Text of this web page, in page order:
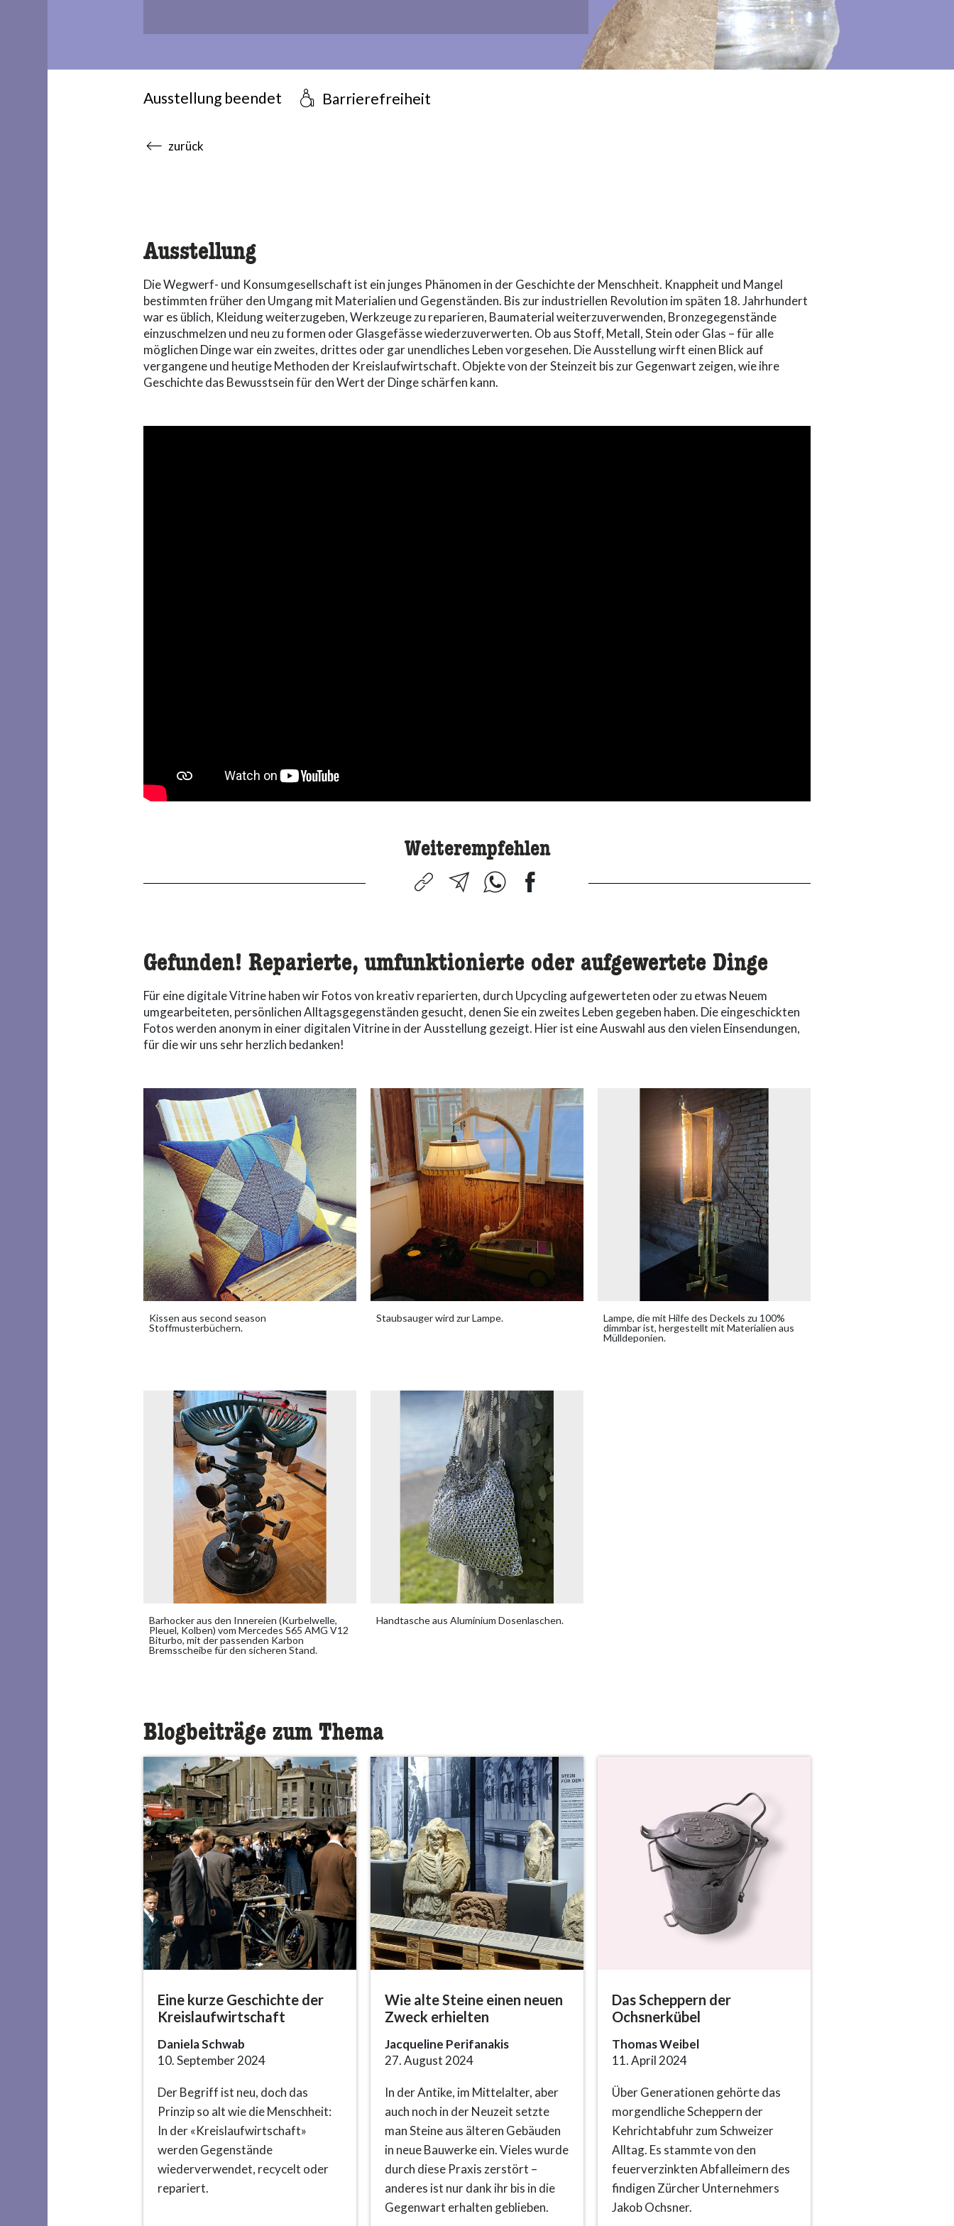
Ausstellung beendet Barrierefreiheit
accessibility.sr-only.body-term
zurück
Ausstellung
Die Wegwerf- und Konsumgesellschaft ist ein junges Phänomen in der Geschichte der Menschheit. Knappheit und Mangel
bestimmten früher den Umgang mit Materialien und Gegenständen. Bis zur industriellen Revolution im späten 18. Jahrhundert
war es üblich, Kleidung weiterzugeben, Werkzeuge zu reparieren, Baumaterial weiterzuverwenden, Bronzegegenstände
einzuschmelzen und neu zu formen oder Glasgefässe wiederzuverwerten. Ob aus Stoff, Metall, Stein oder Glas – für alle
möglichen Dinge war ein zweites, drittes oder gar unendliches Leben vorgesehen. Die Ausstellung wirft einen Blick auf
vergangene und heutige Methoden der Kreislaufwirtschaft. Objekte von der Steinzeit bis zur Gegenwart zeigen, wie ihre
Geschichte das Bewusstsein für den Wert der Dinge schärfen kann.
Weiterempfehlen
Gefunden! Reparierte, umfunktionierte oder aufgewertete Dinge
Für eine digitale Vitrine haben wir Fotos von kreativ reparierten, durch Upcycling aufgewerteten oder zu etwas Neuem
umgearbeiteten, persönlichen Alltagsgegenständen gesucht, denen Sie ein zweites Leben gegeben haben. Die eingeschickten
Fotos werden anonym in einer digitalen Vitrine in der Ausstellung gezeigt. Hier ist eine Auswahl aus den vielen Einsendungen,
für die wir uns sehr herzlich bedanken!
Kissen aus second season
Stoffmusterbüchern.
Staubsauger wird zur Lampe.
Lampe, die mit Hilfe des Deckels zu 100%
dimmbar ist, hergestellt mit Materialien aus
Mülldeponien.
Barhocker aus den Innereien (Kurbelwelle,
Pleuel, Kolben) vom Mercedes S65 AMG V12
Biturbo, mit der passenden Karbon
Bremsscheibe für den sicheren Stand.
Handtasche aus Aluminium Dosenlaschen.
Blogbeiträge zum Thema
Eine kurze Geschichte der
Kreislaufwirtschaft
Daniela Schwab
10. September 2024
Der Begriff ist neu, doch das
Prinzip so alt wie die Menschheit:
In der «Kreislaufwirtschaft»
werden Gegenstände
wiederverwendet, recycelt oder
repariert.
Wie alte Steine einen neuen
Zweck erhielten
Jacqueline Perifanakis
27. August 2024
In der Antike, im Mittelalter, aber
auch noch in der Neuzeit setzte
man Steine aus älteren Gebäuden
in neue Bauwerke ein. Vieles wurde
durch diese Praxis zerstört –
anderes ist nur dank ihr bis in die
Gegenwart erhalten geblieben.
Das Scheppern der
Ochsnerkübel
Thomas Weibel
11. April 2024
Über Generationen gehörte das
morgendliche Scheppern der
Kehrichtabfuhr zum Schweizer
Alltag. Es stammte von den
feuerverzinkten Abfalleimern des
findigen Zürcher Unternehmers
Jakob Ochsner.